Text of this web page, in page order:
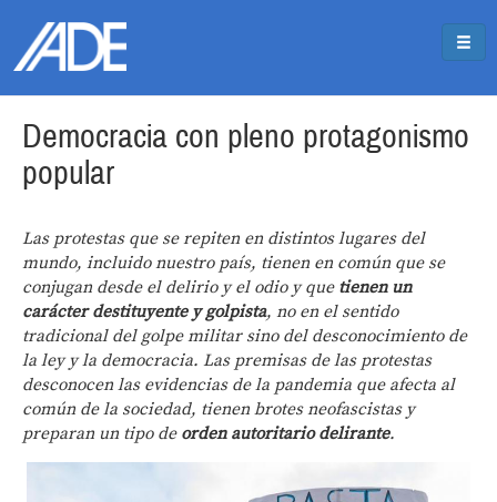
Democracia con pleno protagonismo
popular
Las protestas que se repiten en distintos lugares del
mundo, incluido nuestro país, tienen en común que se
conjugan desde el delirio y el odio y que tienen un
carácter destituyente y golpista, no en el sentido
tradicional del golpe militar sino del desconocimiento de
la ley y la democracia. Las premisas de las protestas
desconocen las evidencias de la pandemia que afecta al
común de la sociedad, tienen brotes neofascistas y
preparan un tipo de orden autoritario delirante.